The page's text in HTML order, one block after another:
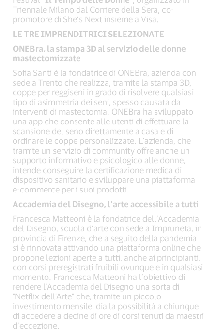
Triennale Milano dal Corriere della Sera, co-
promotore di She’s Next insieme a Visa.
LE TRE IMPRENDITRICI SELEZIONATE
ONEBra, la stampa 3D al servizio delle donne
mastectomizzate
Sofia Santi è la fondatrice di ONEBra, azienda con
sede a Trento che realizza, tramite la stampa 3D,
coppe per reggiseni in grado di risolvere qualsiasi
tipo di asimmetria dei seni, spesso causata da
interventi di mastectomia. ONEBra ha sviluppato
una app che consente alle utenti di effettuare la
scansione del seno direttamente a casa e di
ordinare le coppe personalizzate. L'azienda, che
tramite un servizio di community offre anche un
supporto informativo e psicologico alle donne,
intende conseguire la certificazione medica di
dispositivo sanitario e sviluppare una piattaforma
e-commerce per i suoi prodotti.
Accademia del Disegno, l’arte accessibile a tutti
Francesca Matteoni è la fondatrice dell’Accademia
del Disegno, scuola d’arte con sede a Impruneta, in
provincia di Firenze, che a seguito della pandemia
si è rinnovata attivando una piattaforma online che
propone lezioni aperte a tutti, anche ai principianti,
con corsi preregistrati fruibili ovunque e in qualsiasi
momento. Francesca Matteoni ha l’obiettivo di
rendere l’Accademia del Disegno una sorta di
"Netflix dell'Arte" che, tramite un piccolo
investimento mensile, dia la possibilità a chiunque
di accedere a decine di ore di corsi tenuti da maestri
d’eccezione.